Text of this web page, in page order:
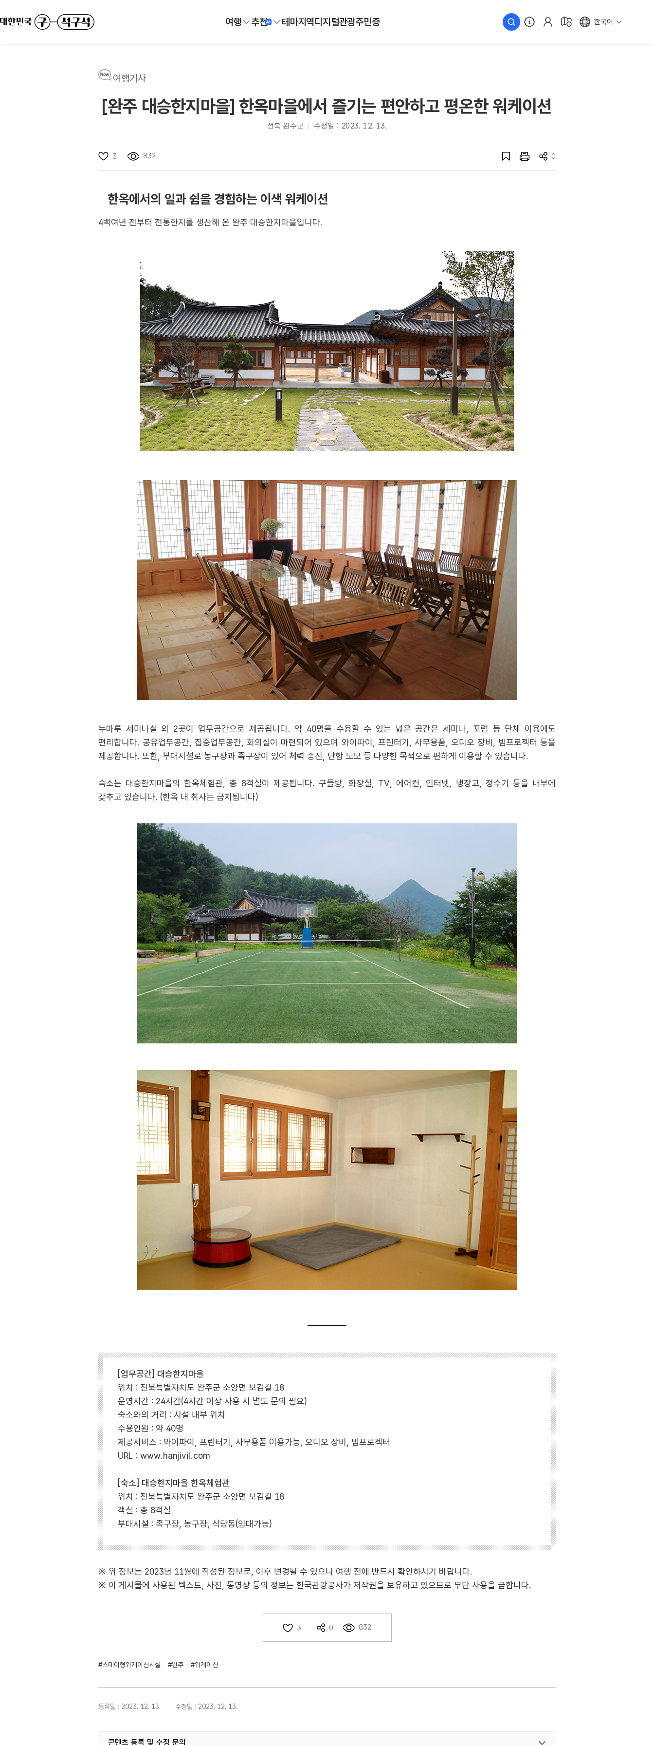
여행 추천 테마지역디지털관광주민증 한국어
여행기사
[완주 대승한지마을] 한옥마을에서 즐기는 편안하고 평온한 워케이션
전북 완주군 수정일 : 2023. 12. 13.
3 832 0
한옥에서의 일과 쉼을 경험하는 이색 워케이션
4백여년 전부터 전통한지를 생산해 온 완주 대승한지마을입니다.
누마루 세미나실 외 2곳이 업무공간으로 제공됩니다. 약 40명을 수용할 수 있는 넓은 공간은 세미나, 포럼 등 단체 이용에도
편리합니다. 공유업무공간, 집중업무공간, 회의실이 마련되어 있으며 와이파이, 프린터기, 사무용품, 오디오 장비, 빔프로젝터 등을
제공합니다. 또한, 부대시설로 농구장과 족구장이 있어 체력 증진, 단합 도모 등 다양한 목적으로 편하게 이용할 수 있습니다.
숙소는 대승한지마을의 한옥체험관, 총 8객실이 제공됩니다. 구들방, 화장실, TV, 에어컨, 인터넷, 냉장고, 정수기 등을 내부에
갖추고 있습니다. (한옥 내 취사는 금지됩니다)
[업무공간] 대승한지마을
위치 : 전북특별자치도 완주군 소양면 보검길 18
운영시간 : 24시간(4시간 이상 사용 시 별도 문의 필요)
숙소와의 거리 : 시설 내부 위치
수용인원 : 약 40명
제공서비스 : 와이파이, 프린터기, 사무용품 이용가능, 오디오 장비, 빔프로젝터
URL : www.hanjivil.com
[숙소] 대승한지마을 한옥체험관
위치 : 전북특별자치도 완주군 소양면 보검길 18
객실 : 총 8객실
부대시설 : 족구장, 농구장, 식당동(임대가능)
※ 위 정보는 2023년 11월에 작성된 정보로, 이후 변경될 수 있으니 여행 전에 반드시 확인하시기 바랍니다.
※ 이 게시물에 사용된 텍스트, 사진, 동영상 등의 정보는 한국관광공사가 저작권을 보유하고 있으므로 무단 사용을 금합니다.
3 0 832
#스테이형워케이션시설 #완주 #워케이션
등록일 : 2023. 12. 13. 수정일 : 2023. 12. 13.
콘텐츠 등록 및 수정 문의